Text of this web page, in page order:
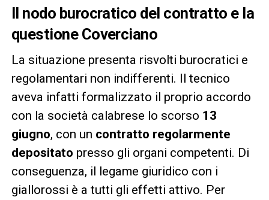
Il nodo burocratico del contratto e la
questione Coverciano
La situazione presenta risvolti burocratici e
regolamentari non indifferenti. Il tecnico
aveva infatti formalizzato il proprio accordo
con la società calabrese lo scorso 13
giugno, con un contratto regolarmente
depositato presso gli organi competenti. Di
conseguenza, il legame giuridico con i
giallorossi è a tutti gli effetti attivo. Per